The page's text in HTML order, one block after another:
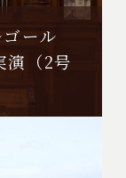
ール
演 （2号